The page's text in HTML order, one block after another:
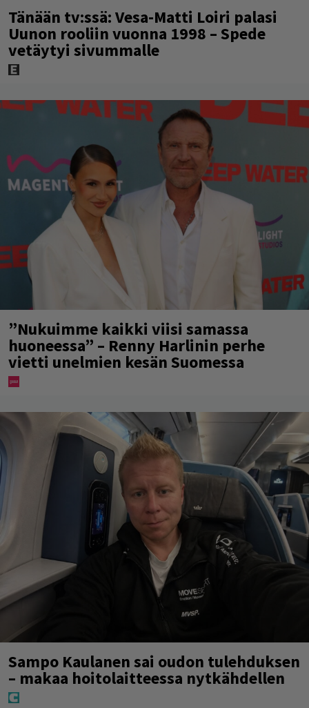
Tänään tv:ssä: Vesa-Matti Loiri palasi
Uunon rooliin vuonna 1998 – Spede
vetäytyi sivummalle
”Nukuimme kaikki viisi samassa
huoneessa” – Renny Harlinin perhe
vietti unelmien kesän Suomessa
Sampo Kaulanen sai oudon tulehduksen
– makaa hoitolaitteessa nytkähdellen